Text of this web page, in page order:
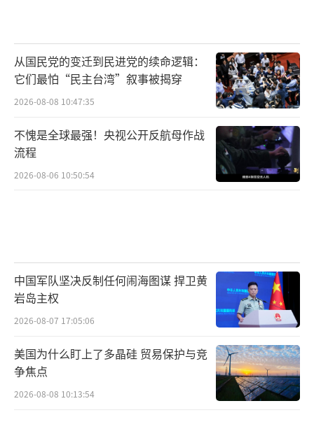
从国民党的变迁到民进党的续命逻辑：
它们最怕“民主台湾”叙事被揭穿
2026-08-08 10:47:35
不愧是全球最强！央视公开反航母作战
流程
2026-08-06 10:50:54
中国军队坚决反制任何闹海图谋 捍卫黄
岩岛主权
2026-08-07 17:05:06
美国为什么盯上了多晶硅 贸易保护与竞
争焦点
2026-08-08 10:13:54